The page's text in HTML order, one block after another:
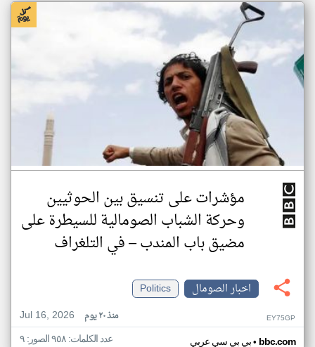
مؤشرات على تنسيق بين الحوثيين
وحركة الشباب الصومالية للسيطرة على
مضيق باب المندب – في التلغراف
اخبار الصومال
Politics
Jul 16, 2026
منذ ٢٠ يوم EY75GP
بي بي سي عربي• bbc.com عدد الكلمات: ٩٥٨ الصور: ٩